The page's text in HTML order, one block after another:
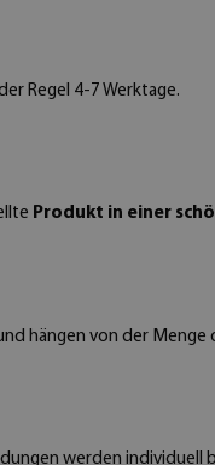
Regel 4-7 Werktage.
Produkt in einer
hängen von der
werden individuell